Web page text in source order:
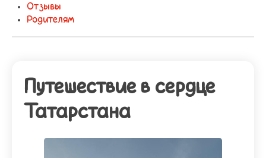
Отзывы
Родителям
Путешествие в сердце
Татарстана